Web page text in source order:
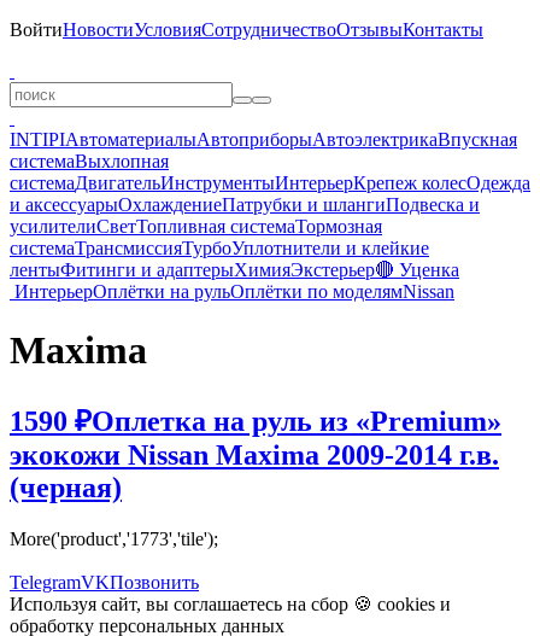
ВойтиНовостиУсловияСотрудничествоОтзывыКонтакты
INTIPIАвтоматериалыАвтоприборыАвтоэлектрикаВпускная
системаВыхлопная
системаДвигательИнструментыИнтерьерКрепеж колесОдежда
и аксессуарыОхлаждениеПатрубки и шлангиПодвеска и
усилителиСветТопливная системаТормозная
системаТрансмиссияТурбоУплотнители и клейкие
лентыФитинги и адаптерыХимияЭкстерьер🔴 Уценка
ИнтерьерОплётки на рульОплётки по моделямNissan
Maxima
1590 ₽Оплетка на руль из «Premium»
экокожи Nissan Maxima 2009-2014 г.в.
(черная)
More('product','1773','tile');
TelegramVKПозвонить
Используя сайт, вы соглашаетесь на сбор 🍪 cookies и
обработку персональных данных